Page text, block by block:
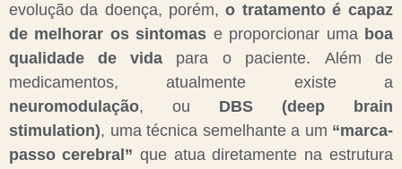
evolução da doença, porém, o tratamento é capaz
de melhorar os sintomas e proporcionar uma boa
qualidade de vida para o paciente. Além de
medicamentos, atualmente existe a
neuromodulação, ou DBS (deep brain
stimulation), uma técnica semelhante a um “marca-
passo cerebral” que atua diretamente na estrutura